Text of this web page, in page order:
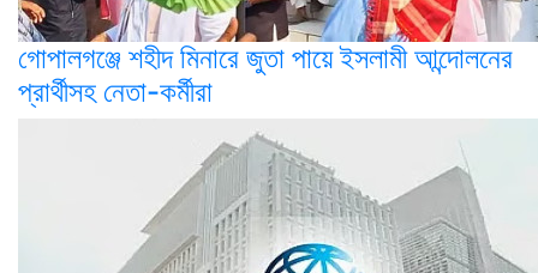
গোপালগঞ্জে শহীদ মিনারে জুতা পায়ে ইসলামী আন্দোলনের
প্রার্থীসহ নেতা-কর্মীরা